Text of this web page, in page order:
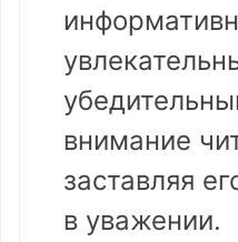
внимание
заставляя
в уважении.